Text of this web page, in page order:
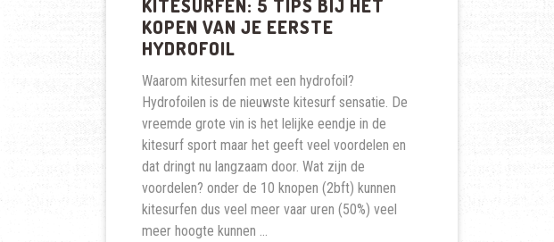
KITESURFEN: 5 TIPS BIJ HET
KOPEN VAN JE EERSTE
HYDROFOIL
Waarom kitesurfen met een hydrofoil?
Hydrofoilen is de nieuwste kitesurf sensatie. De
vreemde grote vin is het lelijke eendje in de
kitesurf sport maar het geeft veel voordelen en
dat dringt nu langzaam door. Wat zijn de
voordelen? onder de 10 knopen (2bft) kunnen
kitesurfen dus veel meer vaar uren (50%) veel
meer hoogte kunnen …